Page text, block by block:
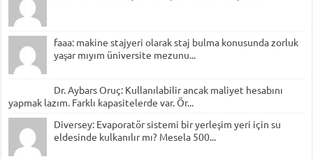
faaa: makine stajyeri olarak staj bulma konusunda zorluk
yaşar mıyım üniversite mezunu...
Dr. Aybars Oruç: Kullanılabilir ancak maliyet hesabını
yapmak lazım. Farklı kapasitelerde var. Ör...
Diversey: Evaporatör sistemi bir yerleşim yeri için su
eldesinde kulkanılır mı? Mesela 500...